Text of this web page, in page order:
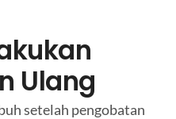
Ulang
setelah pengobatan